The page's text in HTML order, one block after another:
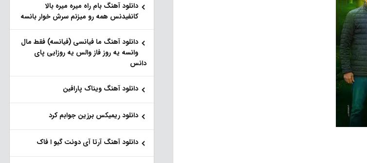
دانلود آهنگ بام راه میره میره بالا
کانفیدنس همه رو میزنم سرش خوار بانسه
دانلود آهنگ ما فیانسی (فیانسه) فقط مال
وانسه یه روز فاز والس یه روزایی پای
دانس
دانلود آهنگ ویناک پارافین
دانلود ریمیکس برزین جوابم کرد
دانلود آهنگ آرتا آی دونت گیو ا فاک